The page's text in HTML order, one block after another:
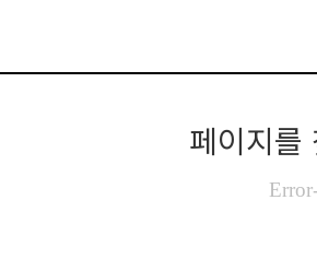
페이지를